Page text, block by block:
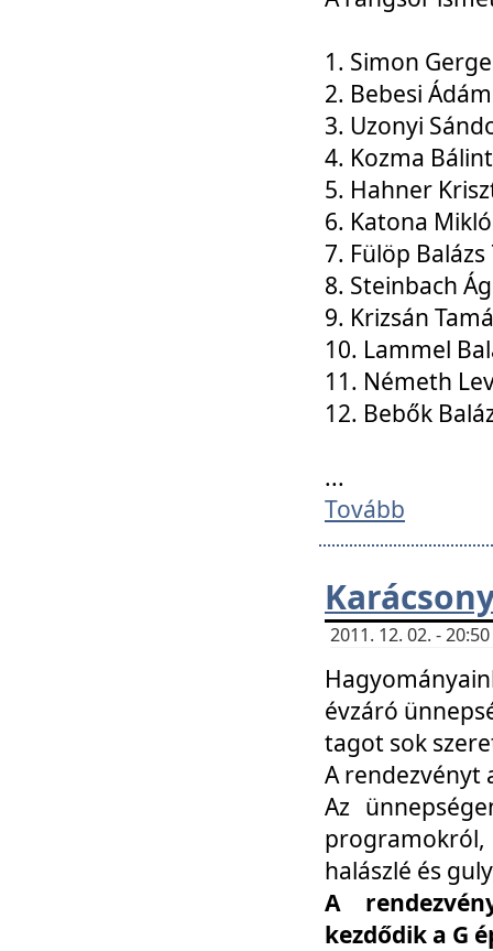
1. Simon
2. Bebesi
3. Uzonyi
4. Kozma
5. Hahner
6. Katona
7. Fülöp
8. Steinbach
9. Krizsán
10. Lammel
11. Németh
12. Bebők
...
Tovább
2011. 12. 02. -
évzáró
tagot sok
A rendezvényt
Az
halászlé és
A
kezdődik a G